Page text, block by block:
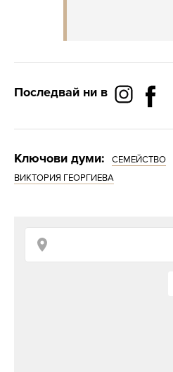
Последвай ни в
Ключови думи: СЕМЕЙСТВО
ВИКТОРИЯ ГЕОРГИЕВА